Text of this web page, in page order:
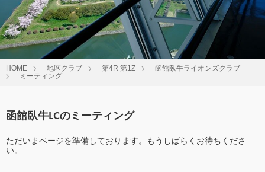
HOME 地区クラブ 第4R 第1Z
函館臥牛ライオンズクラブ
ミーティング
函館臥牛LCのミーティング
ただいまページを準備しております。もうしばらくお待ちくださ
い。